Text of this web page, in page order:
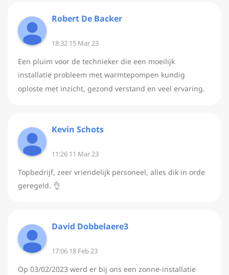
Robert De Backer
18:32 15 Mar 23
Een pluim voor de technieker die een moeilijk
installatie probleem met warmtepompen kundig
oploste met inzicht, gezond verstand en veel ervaring.
Kevin Schots
11:26 11 Mar 23
Topbedrijf, zeer vriendelijk personeel, alles dik in orde
geregeld. 👌
David Dobbelaere3
17:06 18 Feb 23
Op 03/02/2023 werd er bij ons een zonne-installatie